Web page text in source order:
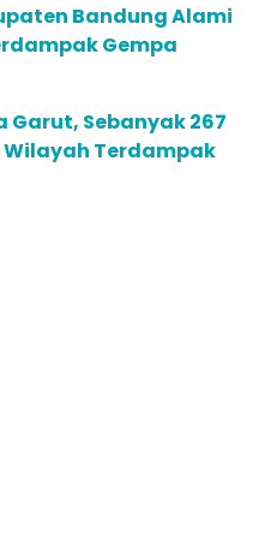
Bandung Alami
Gempa
Garut, Sebanyak 267
Wilayah Terdampak